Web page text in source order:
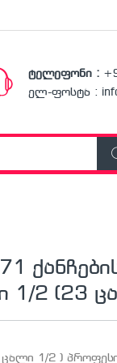
ტელეფონი :
ელ-ფოსტა :
1/2 (23
ცალი 1/2 )